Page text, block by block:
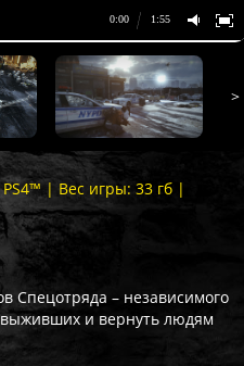
>
| Вес игры: 33 гб |
Спецотряда – независимого
выживших и вернуть людям